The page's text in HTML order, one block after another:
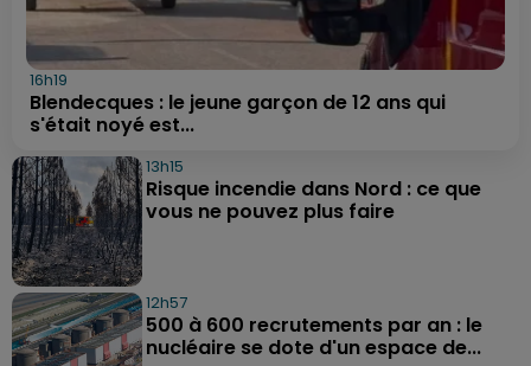
16h19
Blendecques : le jeune garçon de 12 ans qui
s'était noyé est...
13h15
Risque incendie dans Nord : ce que
vous ne pouvez plus faire
12h57
500 à 600 recrutements par an : le
nucléaire se dote d'un espace de...